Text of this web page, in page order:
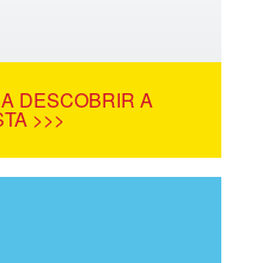
DESCOBRIR A
>>>